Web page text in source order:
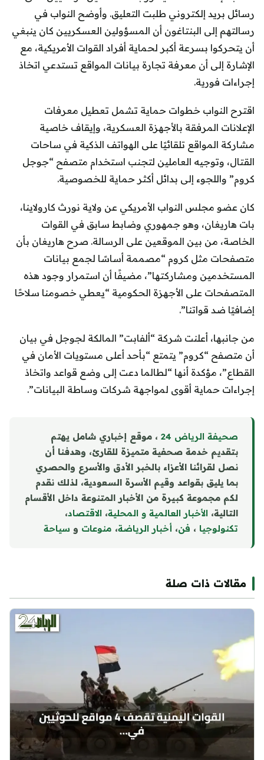
رسائل بريد إلكتروني طلبت التعليق. وأوضح النواب في
رسالتهم إلى البنتاغون أن المسؤولين العسكريين كان ينبغي
أن يتحركوا بسرعة أكبر لحماية أفراد القوات الأمريكية، مع
الإشارة إلى أن معرفة تجارة بيانات المواقع تستدعي اتخاذ
إجراءات فورية.
اقترح النواب خطوات حماية تشمل تعطيل معرفات
الإعلانات المرفقة بالأجهزة العسكرية، وإيقاف خاصية
مشاركة المواقع تلقائيًا على الهواتف الذكية في ساحات
القتال، وتوجيه العاملين لتجنب استخدام متصفح “جوجل
كروم” واللجوء إلى بدائل أكثر حماية للخصوصية.
كان عضو مجلس النواب الأمريكي عن ولاية نورث كارولاينا،
بات هاريغان، وهو جمهوري وضابط سابق في القوات
الخاصة، من بين الموقعين على الرسالة. صرح هاريغان بأن
متصفحات مثل كروم “مصممة أساسًا لجمع بيانات
المستخدمين ومشاركتها”، مضيفًا أن استمرار وجود هذه
المتصفحات على الأجهزة الحكومية “يعطي خصومنا سلاحًا
إضافيًا ضد قواتنا”.
من جانبها، أعلنت شركة “ألفابت” المالكة لجوجل في بيان
أن متصفح “كروم” يتمتع “بأحد أعلى مستويات الأمان في
القطاع”، مؤكدة أنها “لطالما دعت إلى وضع قواعد واتخاذ
إجراءات حماية أقوى لمواجهة شركات وساطة البيانات”.
صحيفة الرياض 24
، موقع إخباري شامل يهتم
بتقديم خدمة صحفية متميزة للقارئ، وهدفنا أن
نصل لقرائنا الأعزاء بالخبر الأدق والأسرع والحصري
بما يليق بقواعد وقيم الأسرة السعودية، لذلك نقدم
لكم مجموعة كبيرة من الأخبار المتنوعة داخل الأقسام
التالية، الأخبار العالمية و المحلية، الاقتصاد،
تكنولوجيا ، فن، أخبار الرياضة، منوعات و سياحة
مقالات ذات صلة